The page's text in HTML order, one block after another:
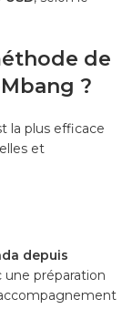
de
?
la plus efficace
et
depuis
une préparation